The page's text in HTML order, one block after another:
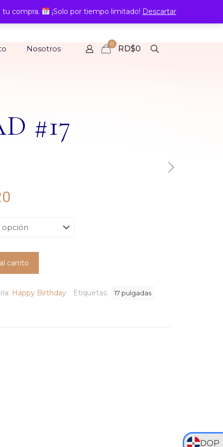
DOP
Nosotros 0 RD$0
#17
precios:
RD$375
hasta
RD$820
carrito
Happy Birthday Etiquetas: 17 pulgadas
compra. ¡Solo por tiempo limitado! Descartar